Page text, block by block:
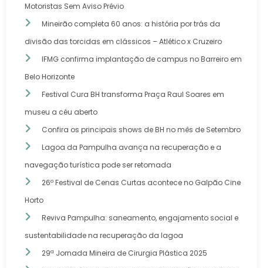
Motoristas Sem Aviso Prévio
Mineirão completa 60 anos: a história por trás da
divisão das torcidas em clássicos – Atlético x Cruzeiro
IFMG confirma implantação de campus no Barreiro em
Belo Horizonte
Festival Cura BH transforma Praça Raul Soares em
museu a céu aberto
Confira os principais shows de BH no mês de Setembro
Lagoa da Pampulha avança na recuperação e a
navegação turística pode ser retomada
26º Festival de Cenas Curtas acontece no Galpão Cine
Horto
Reviva Pampulha: saneamento, engajamento social e
sustentabilidade na recuperação da lagoa
29ª Jornada Mineira de Cirurgia Plástica 2025